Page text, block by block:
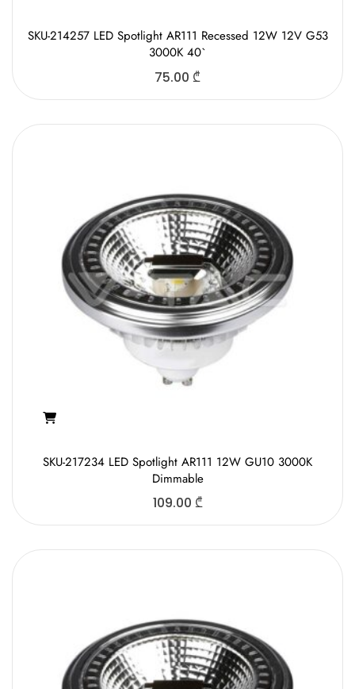
SKU-214257 LED Spotlight AR111 Recessed 12W 12V G53
3000K 40`
75.00 ₾
SKU-217234 LED Spotlight AR111 12W GU10 3000K
Dimmable
109.00 ₾